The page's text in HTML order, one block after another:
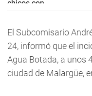
El Subcomisario
24, informó que el
Agua Botada, a unos
ciudad de Malargüe,